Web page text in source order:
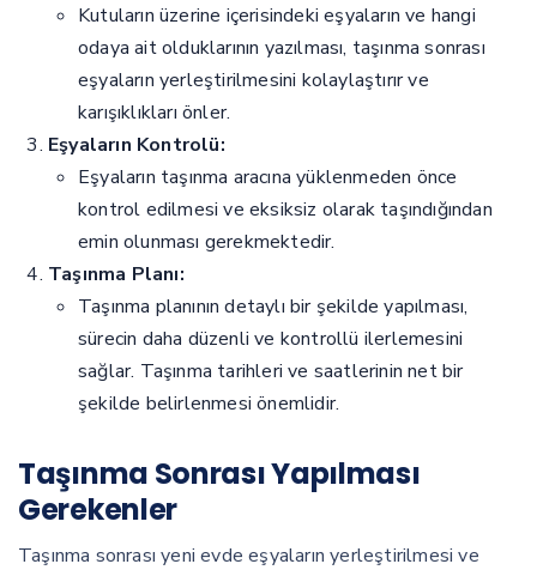
Kutuların üzerine içerisindeki eşyaların ve hangi
odaya ait olduklarının yazılması, taşınma sonrası
eşyaların yerleştirilmesini kolaylaştırır ve
karışıklıkları önler.
Eşyaların Kontrolü:
Eşyaların taşınma aracına yüklenmeden önce
kontrol edilmesi ve eksiksiz olarak taşındığından
emin olunması gerekmektedir.
Taşınma Planı:
Taşınma planının detaylı bir şekilde yapılması,
sürecin daha düzenli ve kontrollü ilerlemesini
sağlar. Taşınma tarihleri ve saatlerinin net bir
şekilde belirlenmesi önemlidir.
Taşınma Sonrası Yapılması
Gerekenler
Taşınma sonrası yeni evde eşyaların yerleştirilmesi ve